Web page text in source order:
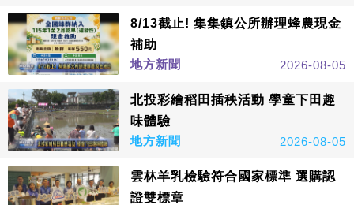
8/13截止! 集集鎮公所辦理蜂農現金
補助
地方新聞
2026-08-05
北投彩繪稻田插秧活動 學童下田趣
味體驗
地方新聞
2026-08-05
雲林羊乳檢驗符合國家標準 選購認
證雙標章